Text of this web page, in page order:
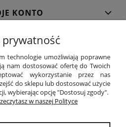
KONTO
I DOSTAWA
O NAS
prywatność
technologie umożliwiają poprawne
nam dostosować ofertę do Twoich
wykorzystanie przez nas
do sklepu lub dostosować użycie
wybierając opcję "Dostosuj zgody".
w naszej Polityce